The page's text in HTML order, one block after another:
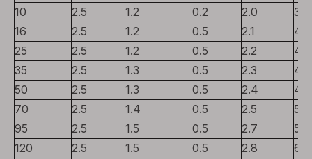
10
2.5 1.2 0.2 2.0
37
16
2.5 1.2 0.5 2.1
40
25
2.5 1.2 0.5 2.2
42
35
2.5 1.3 0.5 2.3
45
50
2.5 1.3 0.5 2.4
48
70
2.5 1.4 0.5 2.5
52
95
2.5 1.5 0.5 2.7
56
120
2.5 1.5 0.5 2.8
60